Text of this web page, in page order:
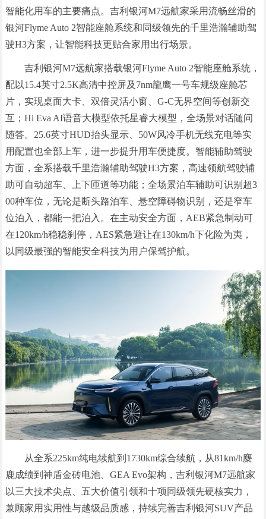
智能化用车的主要痛点。吉利银河M7远航家采用流畅丝滑的
银河Flyme Auto 2智能座舱系统和同级领先的千里浩瀚辅助驾
驶H3方案，让智能科技更贴合家用出行场景。
吉利银河M7远航家搭载银河Flyme Auto 2智能座舱系统，
配以15.4英寸2.5K高清中控屏及7nm龍鹰一号车规级座舱芯
片，实现桌面大卡、双倍灵活小窗、G-C无界空间等创新交
互；Hi Eva AI语音大模型依托星睿大模型，全场景对话随问
随答。25.6英寸HUD抬头显示、50W风冷手机无线充电等实
用配置也全部上车，进一步提升用车便捷度。智能辅助驾驶
方面，全系搭载千里浩瀚辅助驾驶H3方案，高速领航驾驶辅
助可自动超车、上下匝道等功能；全场景泊车辅助可识别超3
00种车位，无论是断头路泊车、悬空障碍物识别，还是窄车
位泊入，都能一把泊入。在主动安全方面，AEB紧急制动可
在120km/h稳稳刹停，AES紧急避让在130km/h下化险为夷，
以同级最强的智能安全科技为用户保驾护航。
从全系225km纯电续航到1730km综合续航，从81km/h麋
鹿成绩到神盾金砖电池、GEA Evo架构，吉利银河M7远航家
以三大技术尖点、五大价值引领和十项同级领先硬核实力，
兼顾家用实用性与越级品质感，持续完善吉利银河SUV产品